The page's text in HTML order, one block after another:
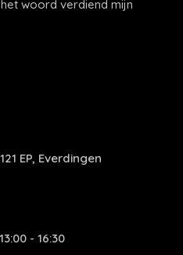
woord verdiend mijn
EP, Everdingen
- 16:30